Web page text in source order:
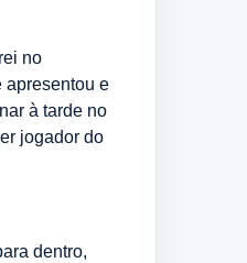
no
apresentou e
à tarde no
jogador do
dentro,